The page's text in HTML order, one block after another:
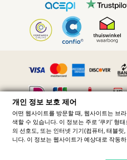
모든 가격에는 VAT 포함 · VAT 번호
Brazilian Bikini
Site protected by
개인 정보 보호 제어
어떤 웹사이트를 방문할 때, 웹사이트는 브
색할 수 있습니다. 이 정보는 주로 ‘쿠키’ 형
의 선호도, 또는 인터넷 기기(컴퓨터, 태블릿
니다. 이 정보는 웹사이트가 예상대로 작동